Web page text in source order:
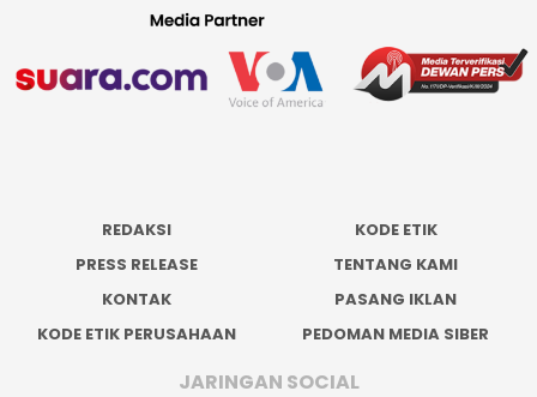
REDAKSI
KODE ETIK
PRESS RELEASE
TENTANG KAMI
KONTAK
PASANG IKLAN
KODE ETIK PERUSAHAAN
PEDOMAN MEDIA SIBER
JARINGAN SOCIAL